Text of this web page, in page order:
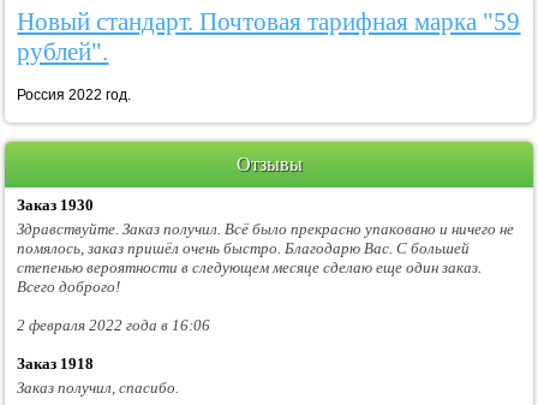
Новый стандарт. Почтовая тарифная марка "59
рублей".
Россия 2022 год.
Отзывы
Заказ 1930
Здравствуйте. Заказ получил. Всё было прекрасно упаковано и ничего не
помялось, заказ пришёл очень быстро. Благодарю Вас. С большей
степенью вероятности в следующем месяце сделаю еще один заказ.
Всего доброго!
2 февраля 2022 года в 16:06
Заказ 1918
Заказ получил, спасибо.